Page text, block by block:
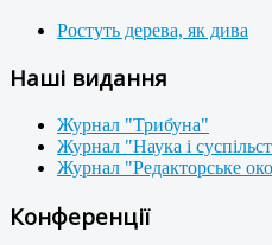
Ростуть дерева, як дива
Наші видання
Журнал "Трибуна"
Журнал "Наука і
Журнал "Редакторське
Конференції